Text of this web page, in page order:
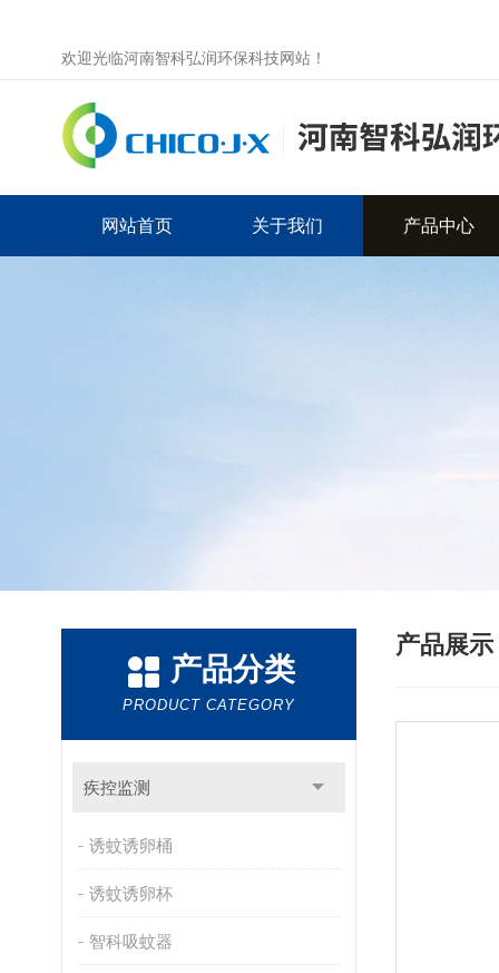
欢迎光临河南智科弘润环保科技网站！
网站首页 关于我们 产品中心
产品分类
PRODUCT CATEGORY
疾控监测
诱蚊诱卵桶
诱蚊诱卵杯
智科吸蚊器
产品展示